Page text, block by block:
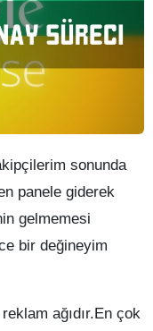
sonunda
panele giderek
gelmemesi
bir değineyim
ağıdır.En çok